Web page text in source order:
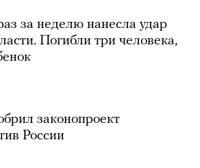
за неделю нанесла удар
Погибли три человека,
законопроект
России